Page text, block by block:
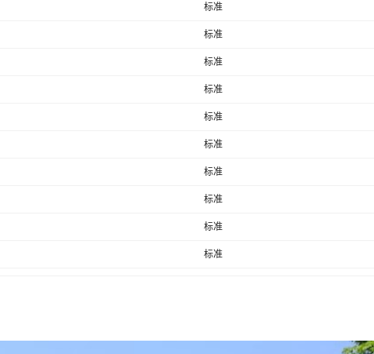
标准
标准
标准
标准
标准
标准
标准
标准
标准
标准